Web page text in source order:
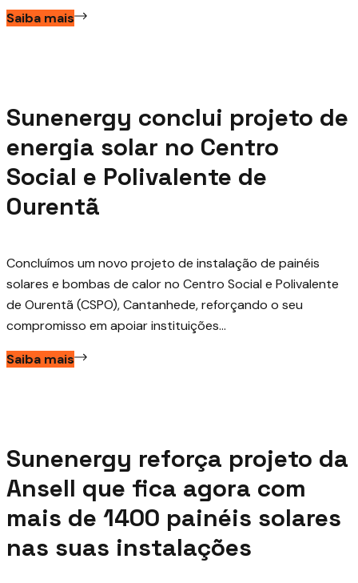
Saiba mais
Sunenergy conclui projeto de
energia solar no Centro
Social e Polivalente de
Ourentã
Concluímos um novo projeto de instalação de painéis
solares e bombas de calor no Centro Social e Polivalente
de Ourentã (CSPO), Cantanhede, reforçando o seu
compromisso em apoiar instituições...
Saiba mais
Sunenergy reforça projeto da
Ansell que fica agora com
mais de 1400 painéis solares
nas suas instalações